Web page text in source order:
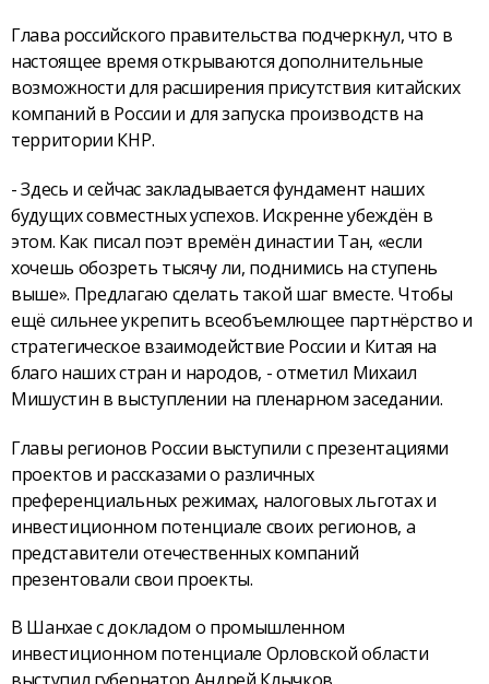
Глава российского правительства подчеркнул, что в
настоящее время открываются дополнительные
возможности для расширения присутствия китайских
компаний в России и для запуска производств на
территории КНР.
- Здесь и сейчас закладывается фундамент наших
будущих совместных успехов. Искренне убеждён в
этом. Как писал поэт времён династии Тан, «если
хочешь обозреть тысячу ли, поднимись на ступень
выше». Предлагаю сделать такой шаг вместе. Чтобы
ещё сильнее укрепить всеобъемлющее партнёрство и
стратегическое взаимодействие России и Китая на
благо наших стран и народов, - отметил Михаил
Мишустин в выступлении на пленарном заседании.
Главы регионов России выступили с презентациями
проектов и рассказами о различных
преференциальных режимах, налоговых льготах и
инвестиционном потенциале своих регионов, а
представители отечественных компаний
презентовали свои проекты.
В Шанхае с докладом о промышленном
инвестиционном потенциале Орловской области